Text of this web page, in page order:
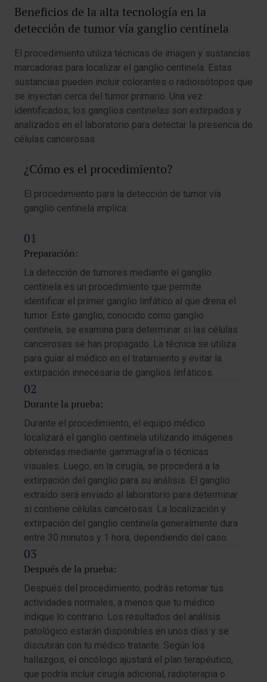
Beneficios de la alta tecnología en la
detección de tumor vía ganglio centinela
El procedimiento utiliza técnicas de imagen y sustancias
marcadoras para localizar el ganglio centinela. Estas
sustancias pueden incluir colorantes o radioisótopos que
se inyectan cerca del tumor primario. Una vez
identificados, los ganglios centinelas son extirpados y
analizados en el laboratorio para detectar la presencia de
células cancerosas.
¿Cómo es el procedimiento?
El procedimiento para la detección de tumor vía
ganglio centinela implica:
Preparación:
La detección de tumores mediante el ganglio
centinela es un procedimiento que permite
identificar el primer ganglio linfático al que drena el
tumor. Este ganglio, conocido como ganglio
centinela, se examina para determinar si las células
cancerosas se han propagado. La técnica se utiliza
para guiar al médico en el tratamiento y evitar la
extirpación innecesaria de ganglios linfáticos.
Durante la prueba:
Durante el procedimiento, el equipo médico
localizará el ganglio centinela utilizando imágenes
obtenidas mediante gammagrafía o técnicas
visuales. Luego, en la cirugía, se procederá a la
extirpación del ganglio para su análisis. El ganglio
extraído será enviado al laboratorio para determinar
si contiene células cancerosas. La localización y
extirpación del ganglio centinela generalmente dura
entre 30 minutos y 1 hora, dependiendo del caso.
Después de la prueba:
Después del procedimiento, podrás retomar tus
actividades normales, a menos que tu médico
indique lo contrario. Los resultados del análisis
patológico estarán disponibles en unos días y se
discutirán con tu médico tratante. Según los
hallazgos, el oncólogo ajustará el plan terapéutico,
que podría incluir cirugía adicional, radioterapia o